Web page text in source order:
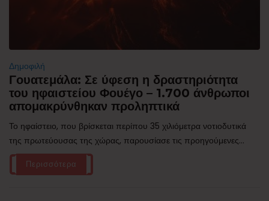
Δημοφιλή
Γουατεμάλα: Σε ύφεση η δραστηριότητα
του ηφαιστείου Φουέγο – 1.700 άνθρωποι
απομακρύνθηκαν προληπτικά
Το ηφαίστειο, που βρίσκεται περίπου 35 χιλιόμετρα νοτιοδυτικά
της πρωτεύουσας της χώρας, παρουσίασε τις προηγούμενες...
Περισσότερα